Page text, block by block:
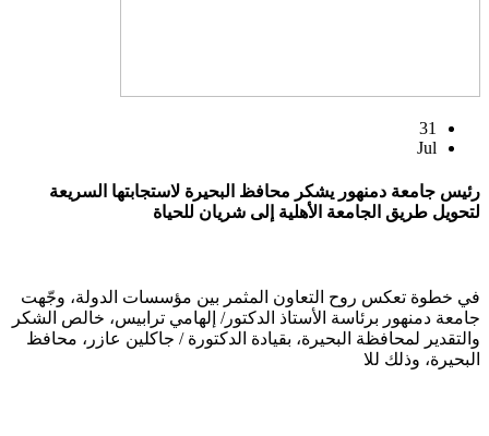
31
Jul
رئيس جامعة دمنهور يشكر محافظ البحيرة لاستجابتها السريعة
لتحويل طريق الجامعة الأهلية إلى شريان للحياة
في خطوة تعكس روح التعاون المثمر بين مؤسسات الدولة، وجّهت
جامعة دمنهور برئاسة الأستاذ الدكتور/ إلهامي ترابيس، خالص الشكر
والتقدير لمحافظة البحيرة، بقيادة الدكتورة / جاكلين عازر، محافظ
البحيرة، وذلك للا